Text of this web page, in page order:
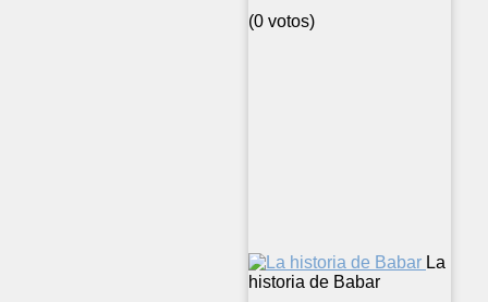
(0 votos)
La
historia de Babar